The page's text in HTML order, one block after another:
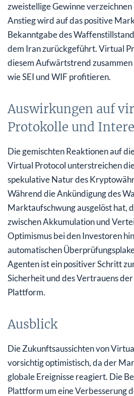
zweistellige Gewinne
Anstieg wird auf das positive
Bekanntgabe des
dem Iran zurückgeführt. Virtual
diesem Aufwärtstrend
wie SEI und WIF profitieren.
Auswirkungen auf
Protokolle und
Die gemischten Reaktionen auf
Virtual Protocol unterstreichen
spekulative Natur des
Während die Ankündigung des
Marktaufschwung ausgelöst hat,
zwischen Akkumulation und
Optimismus bei den Investoren
automatischen
Agenten ist ein positiver Schritt
Sicherheit und des Vertrauens
Plattform.
Ausblick
Die Zukunftsaussichten von
vorsichtig optimistisch, da der
globale Ereignisse reagiert. Die
Plattform um eine Verbesserung